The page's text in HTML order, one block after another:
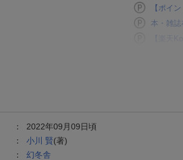
【ポイ
本・雑
【楽天
： 2022年09月09日頃
： 小川 賢(著)
： 幻冬舎